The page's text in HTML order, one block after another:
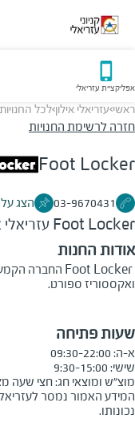
אפליקציית עזריאלי
ראשי>עזריאלי אילון>לכל החנויות
חזרה לרשימת החנויות
Foot Locker
03-9670431 הצג
Foot Locker עזריאלי
אודות החנות
Foot Locker החברה
ואקססוריז ספורט.
שעות פתיחה
מוצ״ש ומוצאי חג: חצי שעה
המידע האמור נמסר